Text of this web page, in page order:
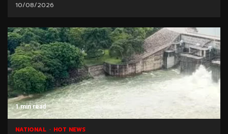
10/08/2026
1 min read
NATIONAL HOT NEWS